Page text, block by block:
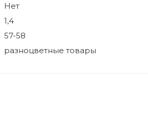
Нет
1,4
57-58
разноцветные товары